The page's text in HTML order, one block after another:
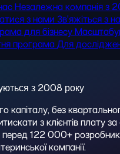
Незалежна компанія з
з нами Зв'яжіться з
для бізнесу
програмаДля
з 2008 року
капіталу, без
з клієнтів плату
перед 122 000+
компанії.